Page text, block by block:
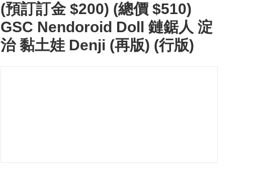
(預訂訂金 $200) (總價 $510)
GSC Nendoroid Doll 鏈鋸人 淀
治 黏土娃 Denji (再版) (行版)